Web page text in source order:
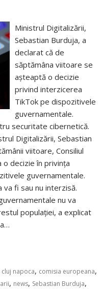
Ministrul Digitalizării,
Sebastian Burduja, a
declarat că de
săptămâna viitoare se
așteaptă o decizie
privind interzicerea
TikTok pe dispozitivele
guvernamentale.
securitate cibernetică.
Digitalizării, Sebastian
viitoare, Consiliul
decizie în privința
guvernamentale.
va fi sau nu interzisă.
nu va
populației, a explicat
cluj napoca, comisia europeana,
, news, Sebastian Burduja,